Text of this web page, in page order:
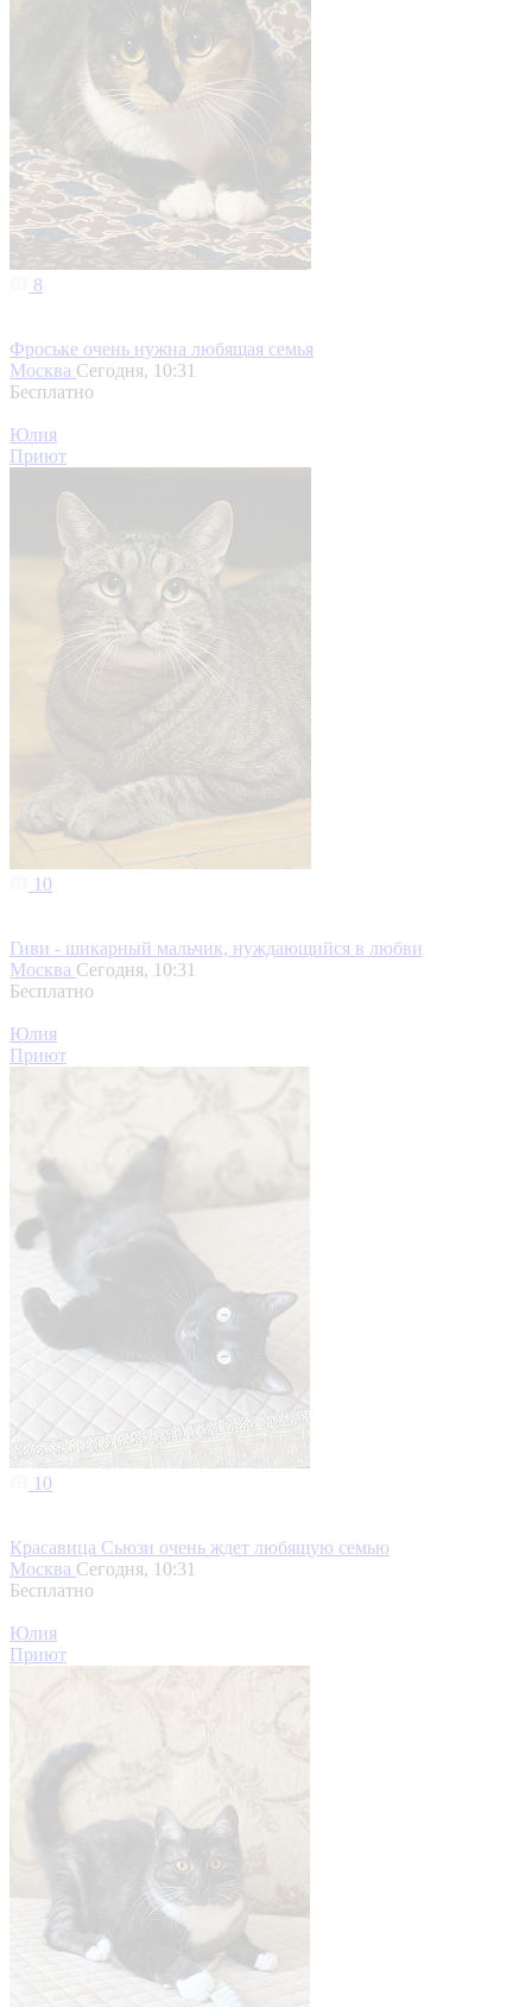
8
Фроське очень нужна любящая семья
Москва Сегодня, 10:31
Бесплатно
Юлия
Приют
10
Гиви - шикарный мальчик, нуждающийся в любви
Москва Сегодня, 10:31
Бесплатно
Юлия
Приют
10
Красавица Сьюзи очень ждет любящую семью
Москва Сегодня, 10:31
Бесплатно
Юлия
Приют